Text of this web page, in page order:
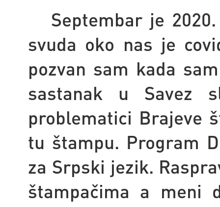
Septembar je
svuda oko nas je
pozvan sam kada
sastanak u Savez
problematici Brajeve
tu štampu. Program
za Srpski jezik.
štampačima a meni